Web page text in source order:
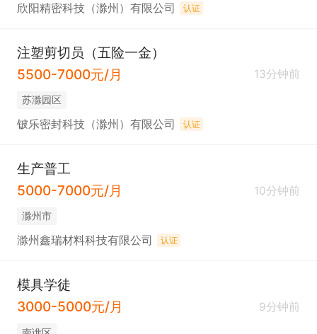
欣阳精密科技（滁州）有限公司 认证
注塑剪切员（五险一金）
5500-7000元/月
13分钟前
苏滁园区
铍乐密封科技（滁州）有限公司 认证
生产普工
5000-7000元/月
10分钟前
滁州市
滁州鑫瑞材料科技有限公司 认证
模具学徒
3000-5000元/月
9分钟前